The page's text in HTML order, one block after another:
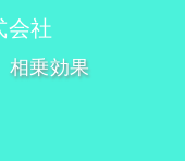
会社
相乗効果